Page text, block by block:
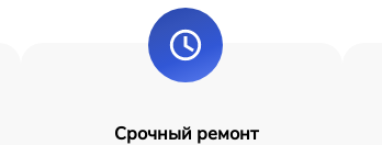
Срочный ремонт